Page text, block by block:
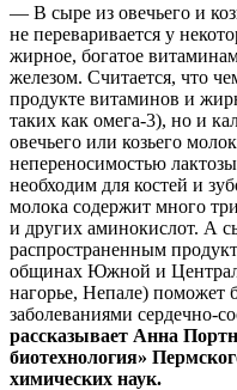
— В сыре из овечьего и
не переваривается у
жирное, богатое
железом. Считается, что
продукте витаминов и
таких как омега-3), но и
овечьего или козьего
непереносимостью
необходим для костей и
молока содержит много
и других аминокислот. А
распространенным
общинах Южной и
нагорье, Непале) поможет
заболеваниями сердечно-
рассказывает Анна
биотехнология»
химических наук.